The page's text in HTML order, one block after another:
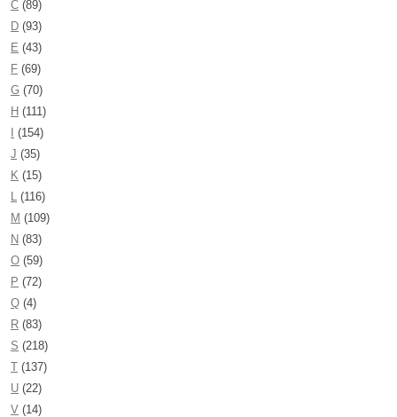
C (89)
D (93)
E (43)
F (69)
G (70)
H (111)
(154)
J (35)
K (15)
L (116)
M (109)
N (83)
O (59)
P (72)
Q (4)
R (83)
S (218)
T (137)
U (22)
V (14)